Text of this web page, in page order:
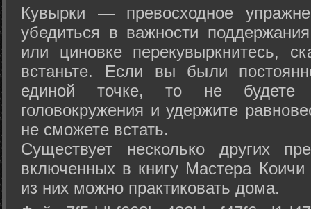
Кувырки — превосходное
убедиться в важности
или циновке перекувыркнитесь,
встаньте. Если вы были
единой точке, то не будете
головокружения и удержите
не сможете встать.
Существует несколько других
включенных в книгу Мастера
из них можно практиковать дома.